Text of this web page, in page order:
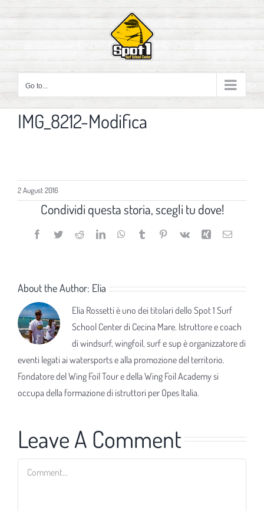
content
Go to...
IMG_8212-Modifica
2 August 2016
Condividi questa storia, scegli tu dove!
Facebook
TwitterRedditLinkedInWhatsApp
TumblrPinterest
Vk Xing Email
About the Author: Elia
Elia Rossetti è uno dei titolari dello Spot 1 Surf
School Center di Cecina Mare. Istruttore e coach
di windsurf, wingfoil, surf e sup è organizzatore di
eventi legati ai watersports e alla promozione del territorio.
Fondatore del Wing Foil Tour e della Wing Foil Academy si
occupa della formazione di istruttori per Opes Italia.
Leave A Comment
Comment